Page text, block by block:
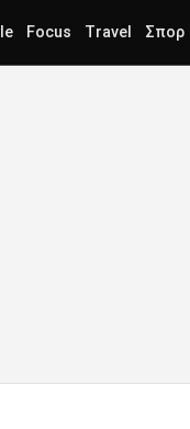
Focus Travel Σπορ